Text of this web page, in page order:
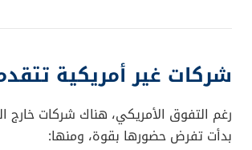
شركات غير أمريكية
رغم التفوق الأمريكي، هناك شركات خارج
بدأت تفرض حضورها بقوة، ومنها: